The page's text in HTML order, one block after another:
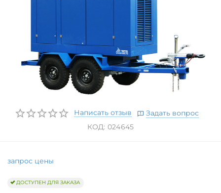
Написать отзыв
Задать вопрос
КОД: 024645
запрос цены
ДОСТУПЕН ДЛЯ ЗАКАЗА